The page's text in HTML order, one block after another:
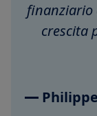
finanziario
crescita